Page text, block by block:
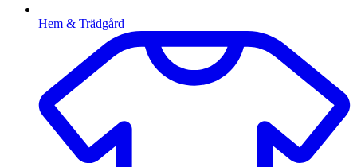
Hem & Trädgård